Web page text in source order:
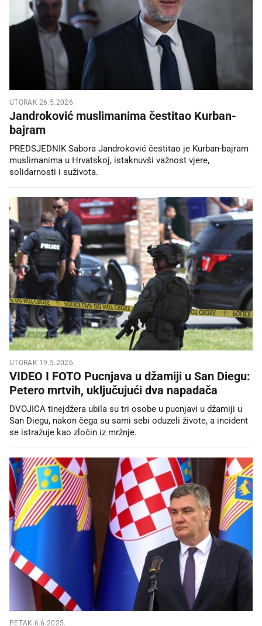
UTORAK 26.5.2026.
Jandroković muslimanima čestitao Kurban-
bajram
PREDSJEDNIK Sabora Jandroković čestitao je Kurban-bajram
muslimanima u Hrvatskoj, istaknuvši važnost vjere,
solidarnosti i suživota.
UTORAK 19.5.2026.
VIDEO I FOTO Pucnjava u džamiji u San Diegu:
Petero mrtvih, uključujući dva napadača
DVOJICA tinejdžera ubila su tri osobe u pucnjavi u džamiji u
San Diegu, nakon čega su sami sebi oduzeli živote, a incident
se istražuje kao zločin iz mržnje.
PETAK 6.6.2025.